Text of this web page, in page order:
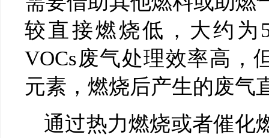
较直接燃烧低，大约
VOCs废气处理效率高，
元素，燃烧后产生的废气
通过热力燃烧或者催化